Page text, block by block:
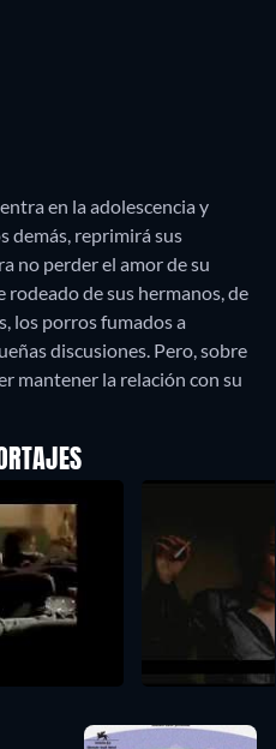
en la adolescencia y
demás, reprimirá sus
no perder el amor de su
de sus hermanos, de
los porros fumados a
discusiones. Pero, sobre
mantener la relación con su